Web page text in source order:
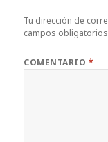
Tu dirección de
campos
COMENTARIO *